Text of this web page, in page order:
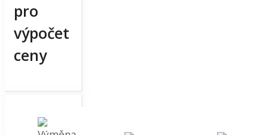
pro
výpočet
ceny